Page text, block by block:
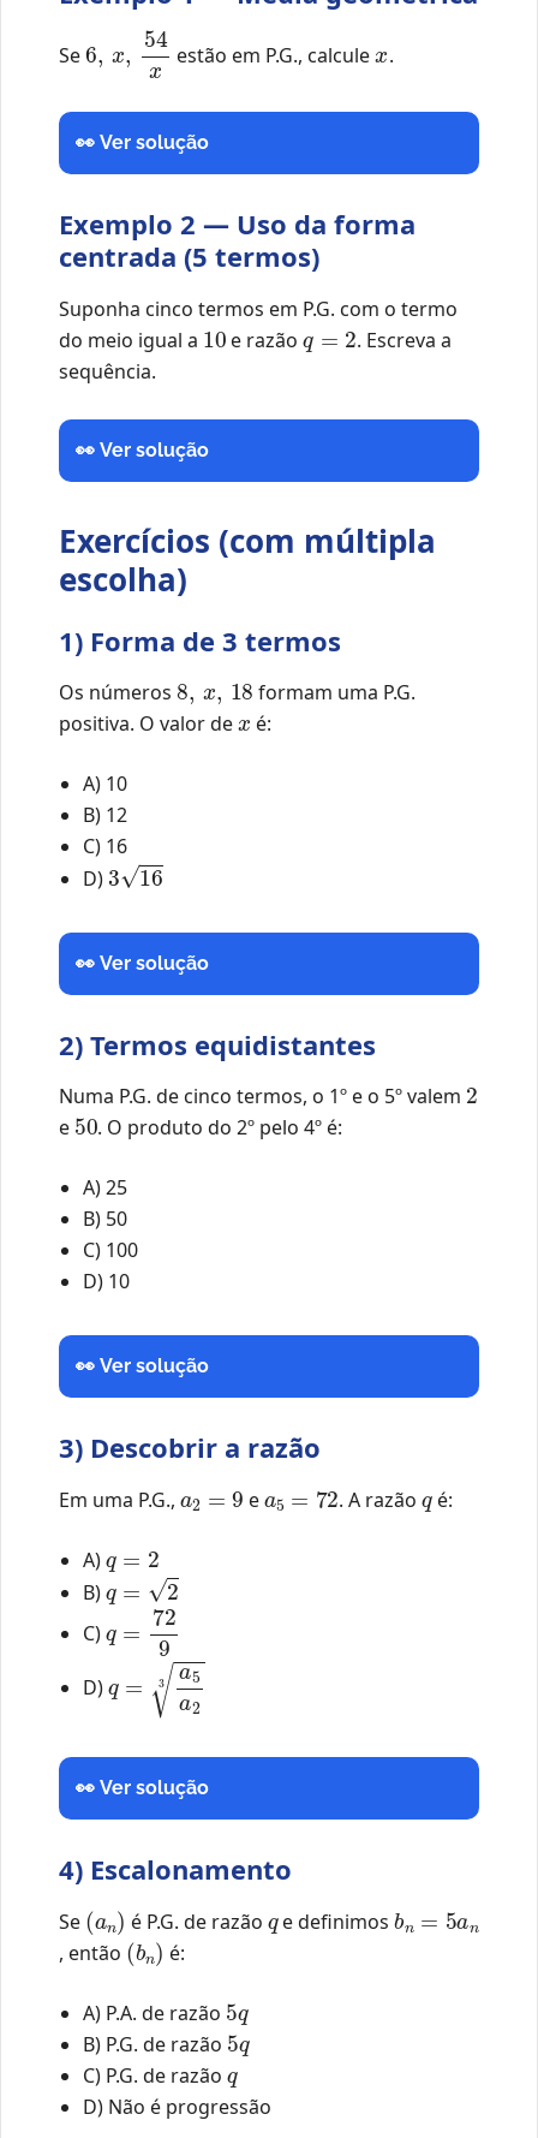
Se
54x
estão em P.G., calcule .
👀 Ver solução
Exemplo 2 — Uso da forma
centrada (5 termos)
Suponha cinco termos em P.G. com o termo
do meio igual a
10
e razão
q=2
. Escreva a
sequência.
👀 Ver solução
Exercícios (com múltipla
escolha)
1) Forma de 3 termos
Os números
formam uma P.G.
positiva. O valor de
x
é:
A) 10
B) 12
C) 16
D)
316
👀 Ver solução
2) Termos equidistantes
Numa P.G. de cinco termos, o 1º e o 5º valem
2
e
50
. O produto do 2º pelo 4º é:
A) 25
B) 50
C) 100
D) 10
👀 Ver solução
3) Descobrir a razão
Em uma P.G., e . A razão é:
A)
B)
q =2
C)
729
D)
a23
👀 Ver solução
4) Escalonamento
Se
(a n
é P.G. de razão e definimos
5a
, então
(bn)
é:
A) P.A. de razão
5
B) P.G. de razão
5q
C) P.G. de razão
q
D) Não é progressão